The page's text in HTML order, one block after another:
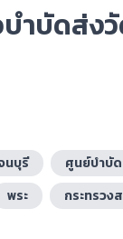
ำบัดส่ง
นบุรี
ศูนย์บำบั
พระ
กระทรวง